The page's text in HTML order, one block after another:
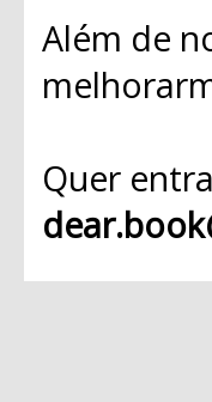
Além de
Quer